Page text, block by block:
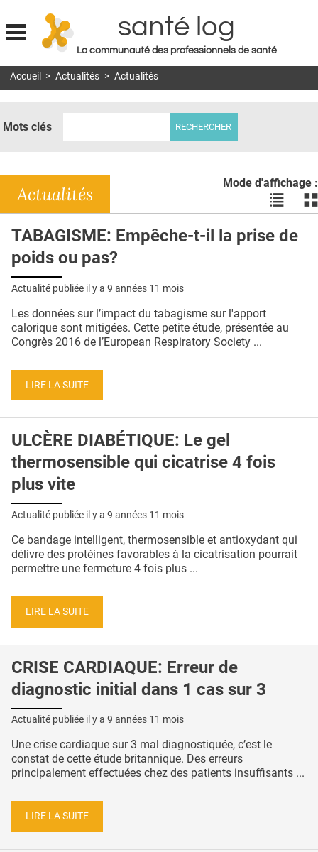
Jump to navigation
santé log
La communauté des professionnels de santé
MON COMPTE
DOSSIERS
RÉSEAUX
E-REVUE SAD
THÉMA
QUI SOMMES-NOUS ?
CONDITIONS GÉNÉRALES
CRÉDITS
Accueil > Actualités > Actualités
Mots clés
Mode d'affichage :
Voir
les
en
les
Actualités
TABAGISME: Empêche-t-il la prise de
poids ou pas?
Actualité publiée il y a 9 années 11 mois
Les données sur l’impact du tabagisme sur l'apport
calorique sont mitigées. Cette petite étude, présentée au
Congrès 2016 de l’European Respiratory Society ...
LIRE LA SUITE
ULCÈRE DIABÉTIQUE: Le gel
thermosensible qui cicatrise 4 fois
plus vite
Actualité publiée il y a 9 années 11 mois
Ce bandage intelligent, thermosensible et antioxydant qui
délivre des protéines favorables à la cicatrisation pourrait
permettre une fermeture 4 fois plus ...
LIRE LA SUITE
CRISE CARDIAQUE: Erreur de
diagnostic initial dans 1 cas sur 3
Actualité publiée il y a 9 années 11 mois
Une crise cardiaque sur 3 mal diagnostiquée, c’est le
constat de cette étude britannique. Des erreurs
principalement effectuées chez des patients insuffisants ...
LIRE LA SUITE